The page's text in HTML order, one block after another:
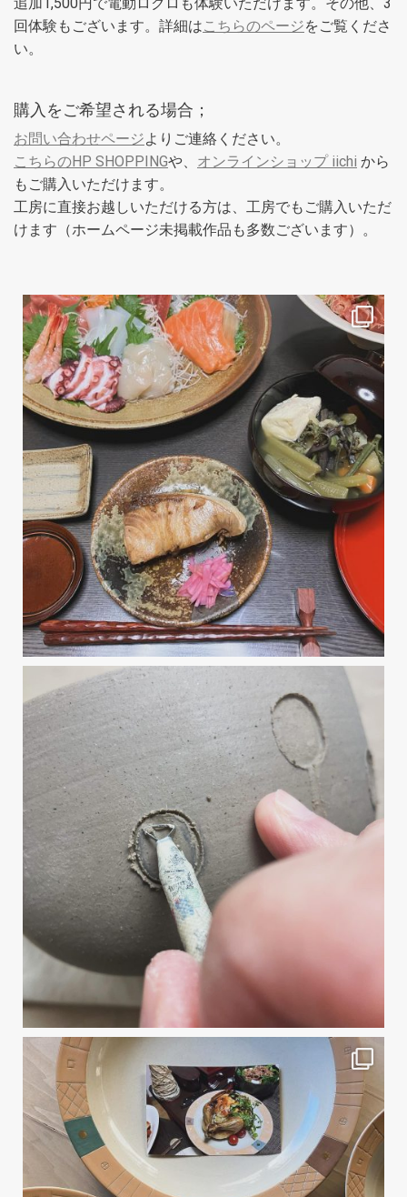
回体験もございます。詳細はこちらのページをご覧くださ
い。
購入をご希望される場合；
お問い合わせページよりご連絡ください。
こちらのHP SHOPPINGや、 オンラインショップ iichi から
もご購入いただけます。
工房に直接お越しいただける方は、工房でもご購入いただ
けます（ホームページ未掲載作品も多数ございます）。